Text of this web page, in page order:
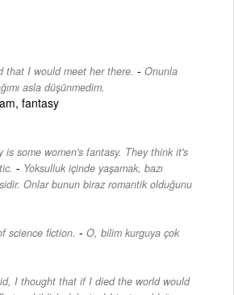
that I would meet her there. - Onunla
asla düşünmedim.
fantasy
is some women's fantasy. They think it's
- Yoksulluk içinde yaşamak, bazı
Onlar bunun biraz romantik olduğunu
science fiction. - O, bilim kurguya çok
I thought that if I died the world would